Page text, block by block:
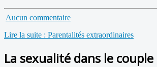
Aucun commentaire
Lire la suite : Parentalités extraordinaires
La sexualité dans le couple